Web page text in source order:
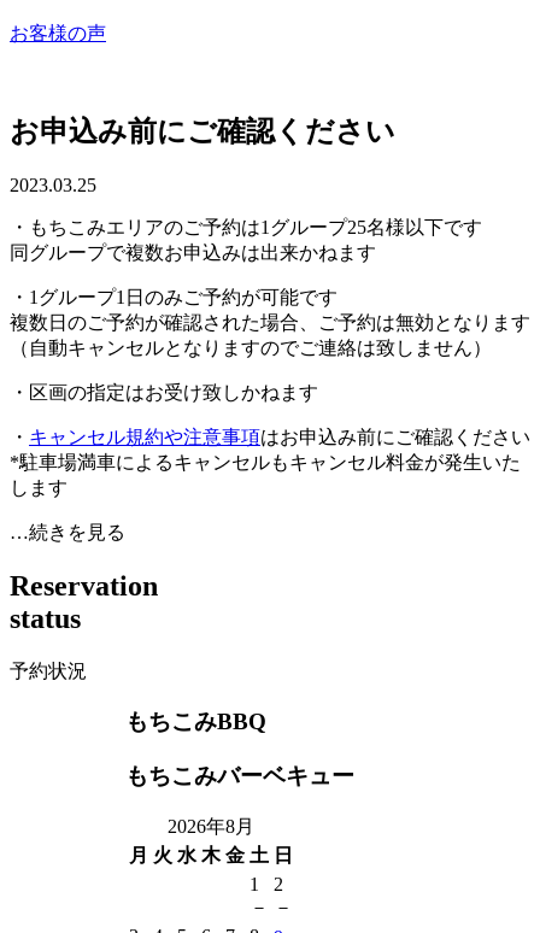
お客様の声
お申込み前にご確認ください
2023.03.25
・もちこみエリアのご予約は1グループ25名様以下です
同グループで複数お申込みは出来かねます
・1グループ1日のみご予約が可能です
複数日のご予約が確認された場合、ご予約は無効となります
（自動キャンセルとなりますのでご連絡は致しません）
・区画の指定はお受け致しかねます
・ キャンセル規約や注意事項はお申込み前にご確認ください
*駐車場満車によるキャンセルもキャンセル料金が発生いた
します
…続きを見る
Reservation
status
予約状況
もちこみBBQ
もちこみバーベキュー
2026年8月
月 火 水 木 金 土 日
1
－
2
－